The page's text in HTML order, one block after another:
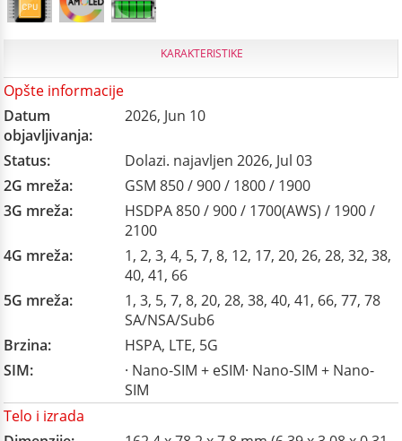
KARAKTERISTIKE
Opšte informacije
Datum
objavljivanja:
2026, Jun 10
Status:
Dolazi. najavljen 2026, Jul 03
2G mreža:
GSM 850 / 900 / 1800 / 1900
3G mreža:
HSDPA 850 / 900 / 1700(AWS) / 1900 /
2100
4G mreža:
1, 2, 3, 4, 5, 7, 8, 12, 17, 20, 26, 28, 32, 38,
40, 41, 66
5G mreža:
1, 3, 5, 7, 8, 20, 28, 38, 40, 41, 66, 77, 78
SA/NSA/Sub6
Brzina:
HSPA, LTE, 5G
SIM:
· Nano-SIM + eSIM· Nano-SIM + Nano-
SIM
Telo i izrada